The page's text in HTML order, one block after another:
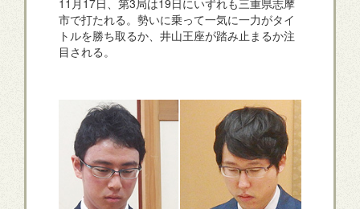
市で打たれる。勢いに乗って一気に一力がタイ
トルを勝ち取るか、井山王座が踏み止まるか注
目される。